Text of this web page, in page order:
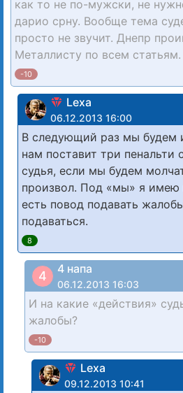
как то не по-мужски, не
дарио срну. Вообще тема
просто не звучит. Днепр
Металлисту по всем статьям.
-10
Lexa
06.12.2013 16:00
В следующий раз мы будем
нам поставит три пенальти
судья, если мы будем
произвол. Под «мы» я имею
есть повод подавать
подаваться.
8
4 4 напа
06.12.2013 16:03
И на какие «действия»
жалобы?
-10
Lexa
09.12.2013 10:41